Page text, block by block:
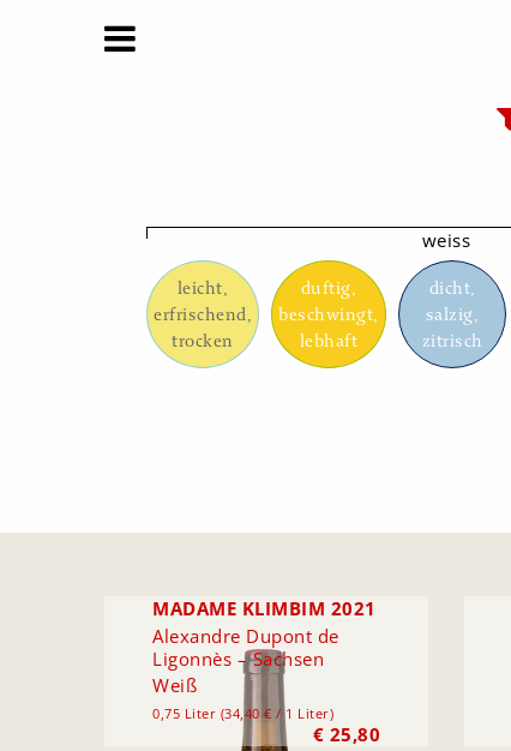
weiss
leicht,
erfrischend,
trocken
duftig,
beschwingt,
lebhaft
dicht,
salzig,
zitrisch
MADAME KLIMBIM 2021
Alexandre Dupont de
Ligonnès – Sachsen
Weiß
0,75 Liter (34,40 € / 1 Liter)
€ 25,80